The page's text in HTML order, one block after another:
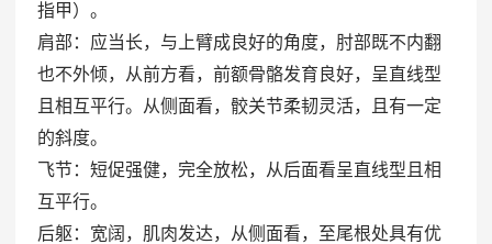
指甲）。
肩部：应当长，与上臂成良好的角度，肘部既不内翻
也不外倾，从前方看，前额骨骼发育良好，呈直线型
且相互平行。从侧面看，骹关节柔韧灵活，且有一定
的斜度。
飞节：短促强健，完全放松，从后面看呈直线型且相
互平行。
后躯：宽阔，肌肉发达，从侧面看，至尾根处具有优